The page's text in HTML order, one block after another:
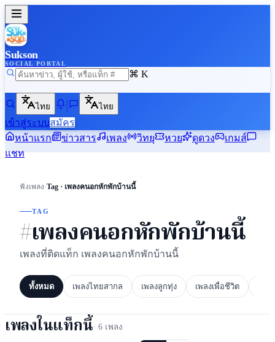
Sukson
SOCIAL PORTAL
⌘ K
ไทย ไทย
เข้าสู่ระบบสมัคร
หน้าแรก
ข่าวสาร เพลง วิทยุ หวย ดูดวง
เกมส์
แชท
ฟังเพลง›Tag · เพลงคนอกหักพักบ้านนี้
TAG
#เพลงคนอกหักพักบ้านนี้
เพลงที่ติดแท็ก เพลงคนอกหักพักบ้านนี้
ทั้งหมด เพลงไทยสากล เพลงลูกทุ่ง เพลงเพื่อชีวิต
เพลงในแท็กนี้·6 เพลง